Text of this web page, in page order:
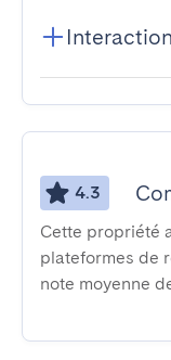
4.3
Cette propriété
plateformes de
note moyenne